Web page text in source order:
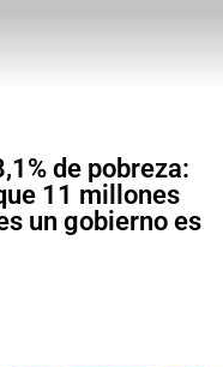
de pobreza:
11 millones
un gobierno es